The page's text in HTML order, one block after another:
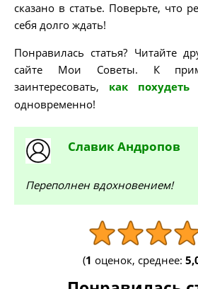
сказано в статье. Поверьте, что
себя долго ждать!
Понравилась статья? Читайте
сайте Мои Советы. К
заинтересовать, как
одновременно!
Славик Андропов
Переполнен вдохновением!
(1 оценок, среднее: